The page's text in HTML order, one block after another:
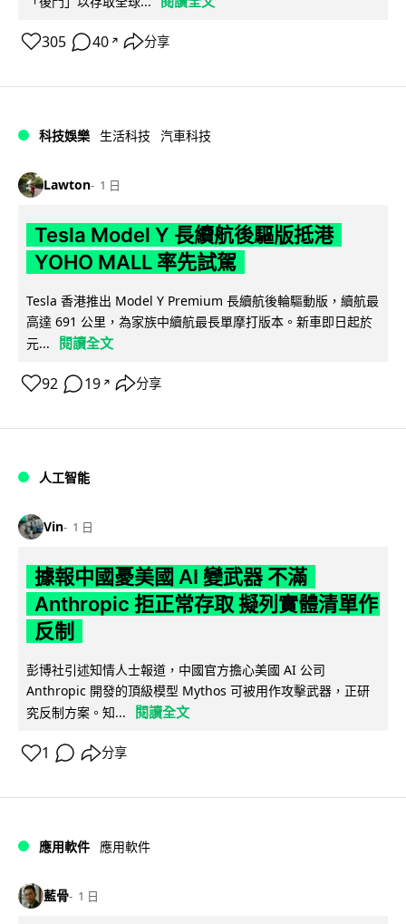
305 40 ↗ 分享
科技娛樂 生活科技 汽車科技
Lawton 1 日
Tesla Model Y 長續航後驅版抵港
YOHO MALL 率先試駕
Tesla 香港推出 Model Y Premium 長續航後輪驅動版，續航最
高達 691 公里，為家族中續航最長單摩打版本。新車即日起於
元...
閱讀全文
92 19 ↗ 分享
人工智能
Vin 1 日
據報中國憂美國 AI 變武器 不滿
Anthropic 拒正常存取 擬列實體清單作
反制
彭博社引述知情人士報道，中國官方擔心美國 AI 公司
Anthropic 開發的頂級模型 Mythos 可被用作攻擊武器，正研
究反制方案。知...
閱讀全文
1 分享
應用軟件 應用軟件
藍骨 1 日